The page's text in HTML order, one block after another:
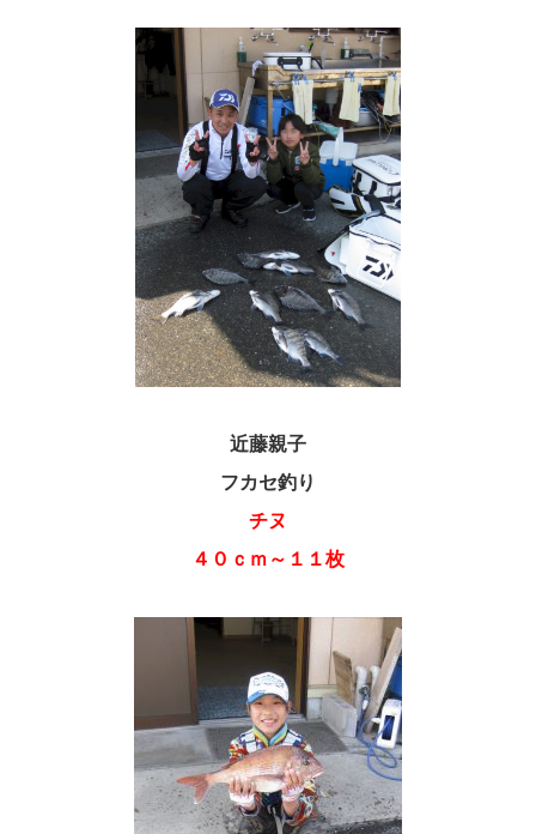
近藤親子
フカセ釣り
チヌ
４０ｃｍ～１１枚